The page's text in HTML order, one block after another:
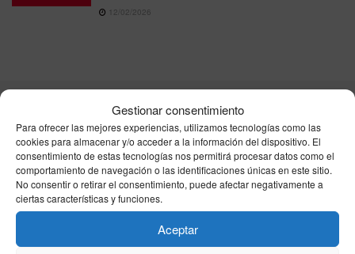
Gestionar consentimiento
Para ofrecer las mejores experiencias, utilizamos tecnologías como las
cookies para almacenar y/o acceder a la información del dispositivo. El
consentimiento de estas tecnologías nos permitirá procesar datos como el
comportamiento de navegación o las identificaciones únicas en este sitio.
No consentir o retirar el consentimiento, puede afectar negativamente a
ciertas características y funciones.
Aceptar
12/02/2026
Contacta Publicidad Aviso Legal
Política de privacidad
Política de cookies
Unpu Group Solutions SL
El Periódico de Ceuta- Medio de Comunicación